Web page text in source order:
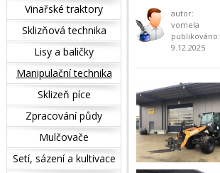
autor:
vomela
publikováno:
9.12.2025
Vinařské traktory
Sklizňová technika
Lisy a baličky
Manipulační technika
Sklizeň píce
Zpracování půdy
Mulčovače
Setí, sázení a kultivace